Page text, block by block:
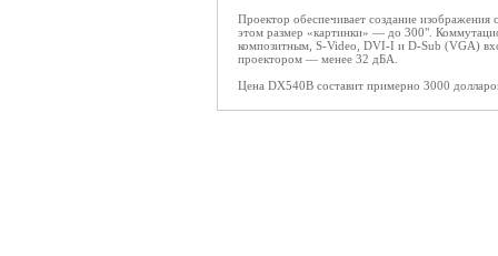
Проектор обеспечивает создание
этом размер «картинки» — до 300".
композитным, S-Video, DVI-I и D-Sub (VGA)
проектором — менее 32 дБА.
Цена DX540B составит примерно 3000